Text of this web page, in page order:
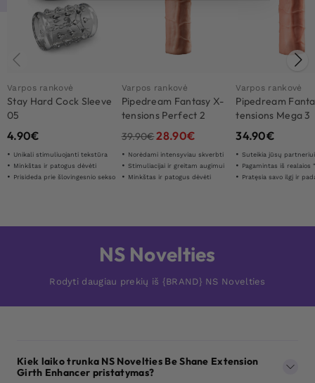
Varpos rankovė
Stay Hard Cock Sleeve
05
4.90€
Unikali stimuliuojanti tekstūra
Minkštas ir patogus dėvėti
Prisideda prie šlovingesnio sekso
Varpos rankovė
Pipedream Fantasy X-
tensions Perfect 2
Extension
39.90€28.90€
Norėdami intensyviau skverbti
Stimuliacijai ir greitam augimui
Minkštas ir patogus dėvėti
Varpos rankovė
Pipedream
tensions Mega 3
Extension
34.90€
Suteikia jūsų partneriui
Pagamintas iš realaios
Pratęsia savo ilgį ir padaro
NS Novelties
Rodyti daugiau prekių iš {BRAND} NS Novelties
Kiek laiko trunka NS Novelties Be Shane Extension
Girth Enhancer pristatymas?